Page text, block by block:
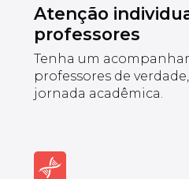
Atenção
professores
Tenha um
professores de
jornada acadêmica.